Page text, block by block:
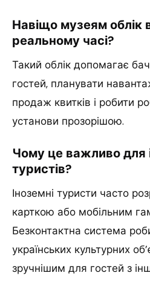
Навіщо музеям облік
реальному часі?
Такий облік допомагає
гостей, планувати
продаж квитків і робити
установи прозорішою.
Чому це важливо для
туристів?
Іноземні туристи часто
карткою або мобільним
Безконтактна система
українських культурних
зручнішим для гостей з